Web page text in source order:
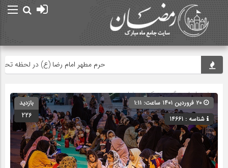
حرم مطهر امام رضا (ع) در لحظه تحویل
صفحه اصلی» گروه »عکس رمضان
شناسه : 14661
بازدید
226